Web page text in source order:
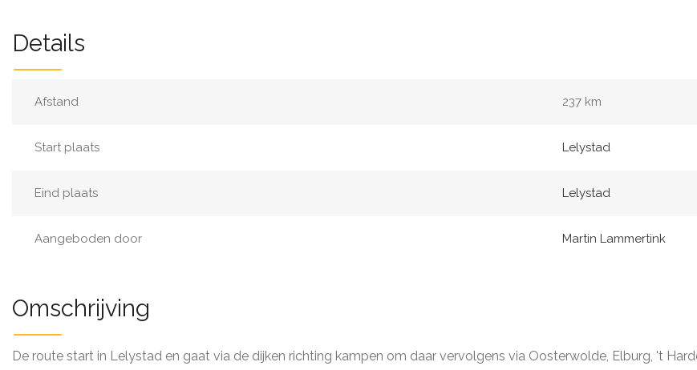
Details
Afstand 237 km
Start plaats Lelystad
Eind plaats Lelystad
Aangeboden door Martin Lammertink
Omschrijving
De route start in Lelystad en gaat via de dijken richting kampen om daar vervolgens via Oosterwolde, Elburg, 't